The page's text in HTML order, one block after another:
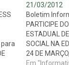
21/03/2012
Boletim
PARTICIPE
ESTADUAL
SOCIAL NA
24 DE
AUDITÓRIO
Em